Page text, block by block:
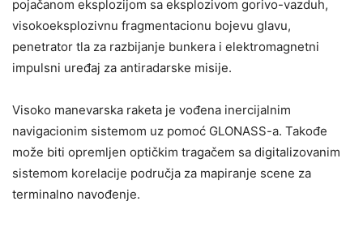
pojačanom eksplozijom sa eksplozivom gorivo-vazduh,
visokoeksplozivnu fragmentacionu bojevu glavu,
penetrator tla za razbijanje bunkera i elektromagnetni
impulsni uređaj za antiradarske misije.
Visoko manevarska raketa je vođena inercijalnim
navigacionim sistemom uz pomoć GLONASS-a. Takođe
može biti opremljen optičkim tragačem sa digitalizovanim
sistemom korelacije područja za mapiranje scene za
terminalno navođenje.